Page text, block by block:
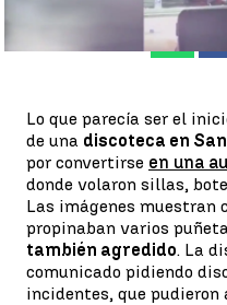
Lo que parecía ser el
de una discoteca en
por convertirse en una
donde volaron sillas,
Las imágenes muestran
propinaban varios
también agredido. La
comunicado pidiendo
incidentes, que pudieron